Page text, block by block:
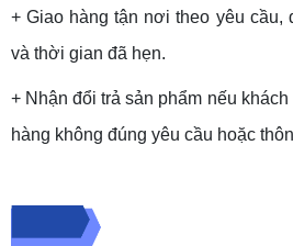
+ Giao hàng tận nơi theo yêu
và thời gian đã hẹn.
+ Nhận đổi trả sản phẩm nếu
hàng không đúng yêu cầu hoặc